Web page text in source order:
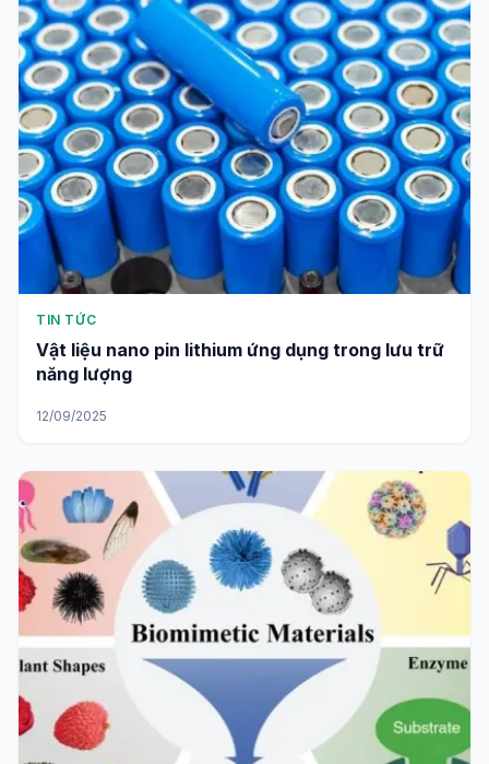
TIN TỨC
Vật liệu nano pin lithium ứng dụng trong lưu trữ
năng lượng
12/09/2025